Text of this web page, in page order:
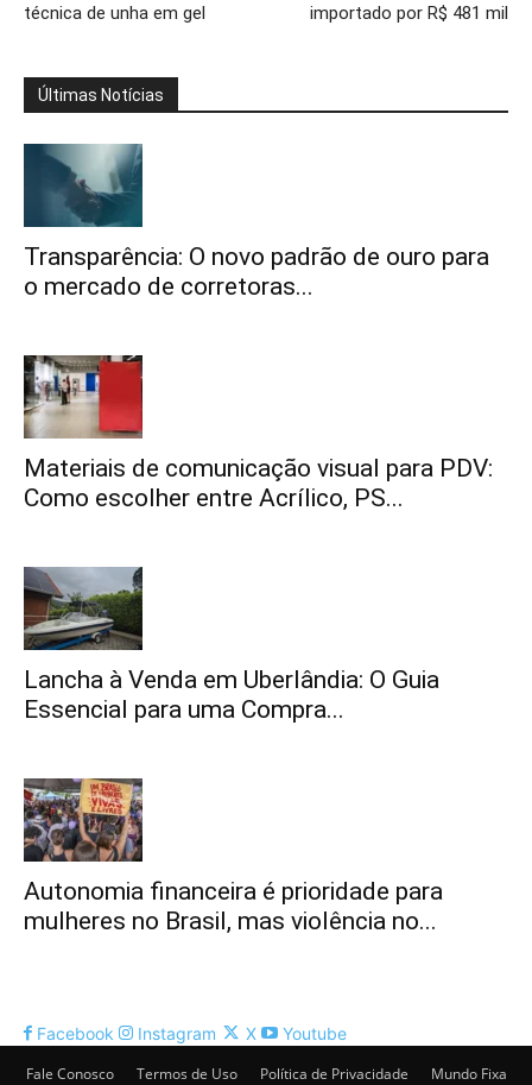
técnica de unha em gel
importado por R$ 481 mil
Últimas Notícias
Transparência: O novo padrão de ouro para
o mercado de corretoras...
Materiais de comunicação visual para PDV:
Como escolher entre Acrílico, PS...
Lancha à Venda em Uberlândia: O Guia
Essencial para uma Compra...
Autonomia financeira é prioridade para
mulheres no Brasil, mas violência no...
Facebook Instagram X
Youtube
Fale Conosco
Termos de Uso Política de Privacidade Mundo Fixa